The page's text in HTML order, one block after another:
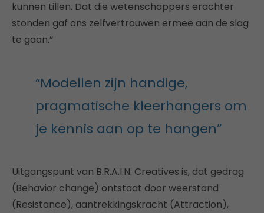
kunnen tillen. Dat die wetenschappers erachter
stonden gaf ons zelfvertrouwen ermee aan de slag
te gaan.”
“Modellen zijn handige,
pragmatische kleerhangers om
je kennis aan op te hangen”
Uitgangspunt van B.R.A.I.N. Creatives is, dat gedrag
(Behavior change) ontstaat door weerstand
(Resistance), aantrekkingskracht (Attraction),